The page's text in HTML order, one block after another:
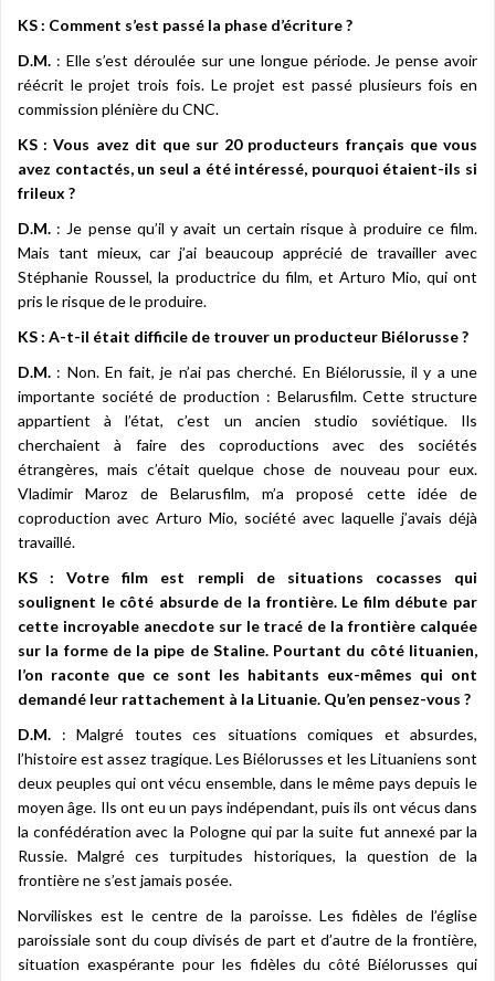
KS : Comment s’est passé la phase d’écriture ?
D.M. : Elle s’est déroulée sur une longue période. Je pense avoir
réécrit le projet trois fois. Le projet est passé plusieurs fois en
commission plénière du CNC.
KS : Vous avez dit que sur 20 producteurs français que vous
avez contactés, un seul a été intéressé, pourquoi étaient-ils si
frileux ?
D.M. : Je pense qu’il y avait un certain risque à produire ce film.
Mais tant mieux, car j’ai beaucoup apprécié de travailler avec
Stéphanie Roussel, la productrice du film, et Arturo Mio, qui ont
pris le risque de le produire.
KS : A-t-il était difficile de trouver un producteur Biélorusse ?
D.M. : Non. En fait, je n’ai pas cherché. En Biélorussie, il y a une
importante société de production : Belarusfilm. Cette structure
appartient à l’état, c’est un ancien studio soviétique. Ils
cherchaient à faire des coproductions avec des sociétés
étrangères, mais c’était quelque chose de nouveau pour eux.
Vladimir Maroz de Belarusfilm, m’a proposé cette idée de
coproduction avec Arturo Mio, société avec laquelle j’avais déjà
travaillé.
KS : Votre film est rempli de situations cocasses qui
soulignent le côté absurde de la frontière. Le film débute par
cette incroyable anecdote sur le tracé de la frontière calquée
sur la forme de la pipe de Staline. Pourtant du côté lituanien,
l’on raconte que ce sont les habitants eux-mêmes qui ont
demandé leur rattachement à la Lituanie. Qu’en pensez-vous ?
D.M. : Malgré toutes ces situations comiques et absurdes,
l’histoire est assez tragique. Les Biélorusses et les Lituaniens sont
deux peuples qui ont vécu ensemble, dans le même pays depuis le
moyen âge. Ils ont eu un pays indépendant, puis ils ont vécus dans
la confédération avec la Pologne qui par la suite fut annexé par la
Russie. Malgré ces turpitudes historiques, la question de la
frontière ne s’est jamais posée.
Norviliskes est le centre de la paroisse. Les fidèles de l’église
paroissiale sont du coup divisés de part et d’autre de la frontière,
situation exaspérante pour les fidèles du côté Biélorusses qui